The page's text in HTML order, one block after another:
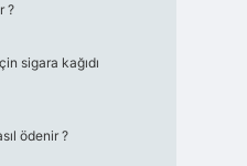
?
sigara kağıdı
ödenir ?